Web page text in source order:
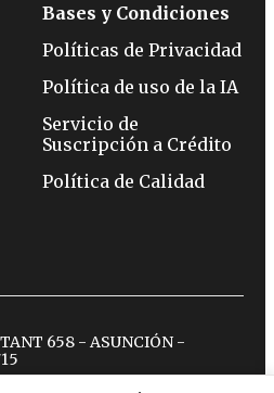
Bases y Condiciones
Políticas de Privacidad
Política de uso de la IA
Servicio de
Suscripción a Crédito
Política de Calidad
658 - ASUNCIÓN -